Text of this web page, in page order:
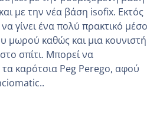
με την νέα βάση isofix. Εκτός
γίνει ένα πολύ πρακτικό μέσο
μωρού καθώς και μια κουνιστή
σπίτι. Μπορεί να
καρότσια Peg Perego, αφού